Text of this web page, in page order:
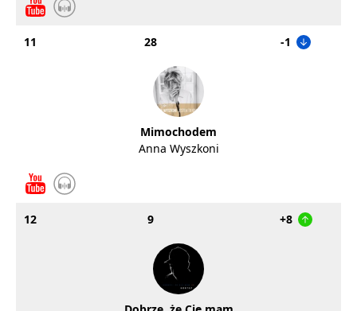
11 28 -1
Mimochodem
Anna Wyszkoni
12 9 +8